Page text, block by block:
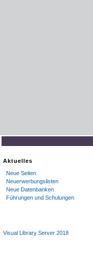
Aktuelles
Neue Seiten
Neuerwerbungslisten
Neue Datenbanken
Führungen und Schulungen
Visual Library Server 2018